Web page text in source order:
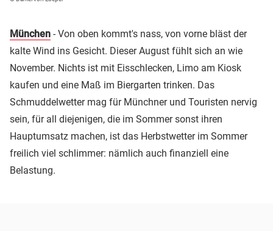
München - Von oben kommt's nass, von vorne bläst der
kalte Wind ins Gesicht. Dieser August fühlt sich an wie
November. Nichts ist mit Eisschlecken, Limo am Kiosk
kaufen und eine Maß im Biergarten trinken. Das
Schmuddelwetter mag für Münchner und Touristen nervig
sein, für all diejenigen, die im Sommer sonst ihren
Hauptumsatz machen, ist das Herbstwetter im Sommer
freilich viel schlimmer: nämlich auch finanziell eine
Belastung.